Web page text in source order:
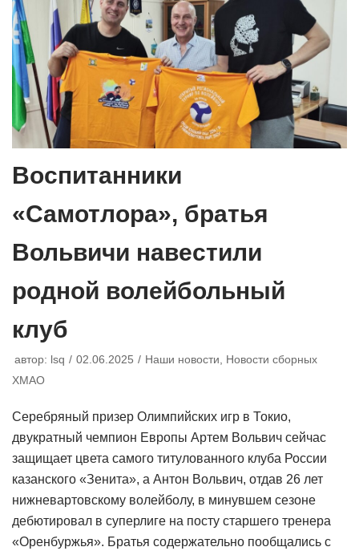
Воспитанники
«Самотлора», братья
Вольвичи навестили
родной волейбольный
клуб
автор: lsq 02.06.2025 Наши новости
Новости сборных
ХМАО
Серебряный призер Олимпийских игр в Токио,
двукратный чемпион Европы Артем Вольвич сейчас
защищает цвета самого титулованного клуба России
казанского «Зенита», а Антон Вольвич, отдав 26 лет
нижневартовскому волейболу, в минувшем сезоне
дебютировал в суперлиге на посту старшего тренера
«Оренбуржья». Братья содержательно пообщались с